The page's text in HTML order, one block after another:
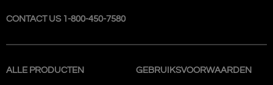
CONTACT US 1-800-450-7580
ALLE PRODUCTEN GEBRUIKSVOORWAARDEN